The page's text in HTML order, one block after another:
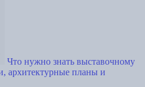
Что нужно знать выставочному
архитектурные планы и